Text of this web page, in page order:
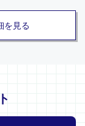
を見る